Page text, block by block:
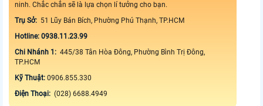
ninh. Chắc chắn sẽ là lựa chọn lí tưởng cho bạn.
Trụ Sở: 51 Lũy Bán Bích, Phường Phú Thạnh, TP.HCM
Hotline: 0938.11.23.99
Chi Nhánh 1: 445/38 Tân Hòa Đông, Phường Bình Trị Đông,
TP.HCM
Kỹ Thuật: 0906.855.330
Điện Thoại: (028) 6688.4949